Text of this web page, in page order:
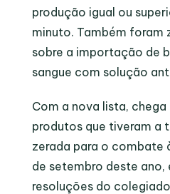
produção igual ou
minuto. Também foram
sobre a importação de
sangue com solução
Com a nova lista,
produtos que tiveram a
zerada para o combate
de setembro deste
resoluções do colegiado